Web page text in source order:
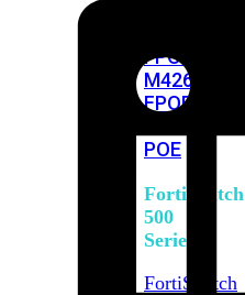
FPOE
M426E-
FPOE
POE
FortiSwitch
500
Series
FortiSwitch